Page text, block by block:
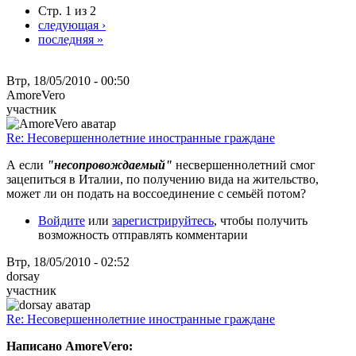
Стр. 1 из 2
следующая ›
последняя »
Втр, 18/05/2010 - 00:50
AmoreVero
участник
Re: Несовершеннолетние иностранные граждане
А если "несопровождаемый" несвершеннолетний смог
зацепиться в Италии, по получению вида на жительство,
может ли он подать на воссоединение с семьёй потом?
Войдите или зарегистрируйтесь, чтобы получить
возможность отправлять комментарии
Втр, 18/05/2010 - 02:52
dorsay
участник
Re: Несовершеннолетние иностранные граждане
Написано AmoreVero: